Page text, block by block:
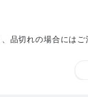
品切れの場合には